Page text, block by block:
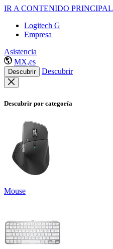
IR A CONTENIDO PRINCIPAL
Logitech G
Empresa
Asistencia
MX,es
Descubrir Descubrir
Descubrir por categoría
Mouse